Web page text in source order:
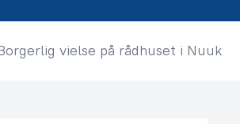
vielse på rådhuset i Nuuk